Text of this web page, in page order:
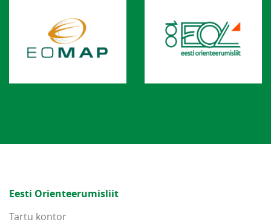
Eesti Orienteerumisliit
Tartu kontor